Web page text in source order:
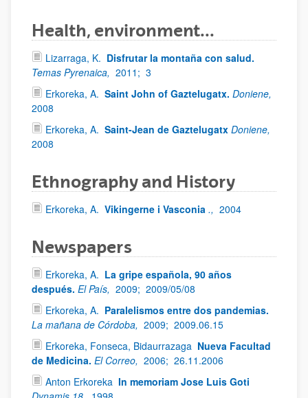
Health, environment...
Lizarraga, K. Disfrutar la montaña con salud.
Temas Pyrenaica, 2011; 3
Erkoreka, A. Saint John of Gaztelugatx. Doniene,
2008
Erkoreka, A. Saint-Jean de Gaztelugatx Doniene,
2008
Ethnography and History
Erkoreka, A. Vikingerne i Vasconia ., 2004
Newspapers
Erkoreka, A. La gripe española, 90 años
después. El País, 2009; 2009/05/08
Erkoreka, A. Paralelismos entre dos pandemias.
La mañana de Córdoba, 2009; 2009.06.15
Erkoreka, Fonseca, Bidaurrazaga Nueva Facultad
de Medicina. El Correo, 2006; 26.11.2006
Anton Erkoreka In memoriam Jose Luis Goti